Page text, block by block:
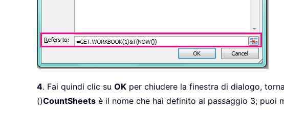
4. Fai quindi clic su OK per chiudere la finestra di dialogo,
()CountSheets è il nome che hai definito al passaggio 3; puoi